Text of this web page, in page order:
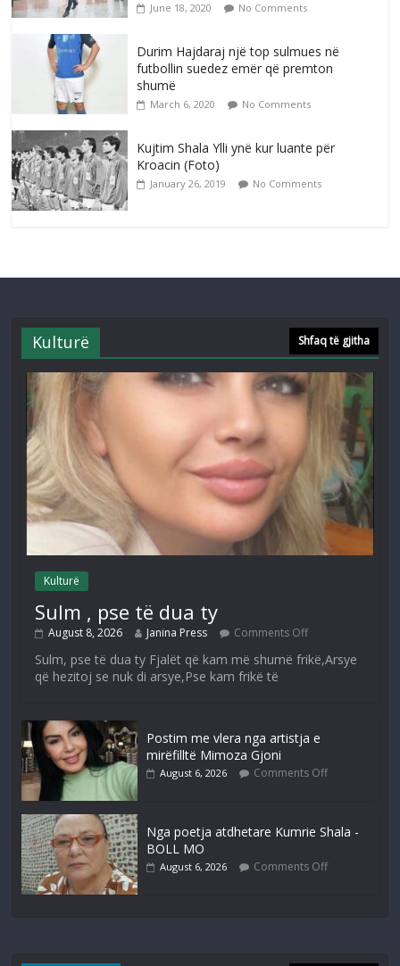
June 18, 2020 No Comments
Durim Hajdaraj një top sulmues në
futbollin suedez emër që premton
shumë
March 6, 2020 No Comments
Kujtim Shala Ylli ynë kur luante për
Kroacin (Foto)
January 26, 2019 No Comments
Kulturë Shfaq të gjitha
Kulturë
Sulm , pse të dua ty
August 8, 2026 Janina Press Comments Off
Sulm, pse të dua ty Fjalët që kam më shumë frikë,Arsye
që hezitoj se nuk di arsye,Pse kam frikë të
Postim me vlera nga artistja e
mirëfilltë Mimoza Gjoni
August 6, 2026 Comments Off
Nga poetja atdhetare Kumrie Shala -
BOLL MO
August 6, 2026 Comments Off